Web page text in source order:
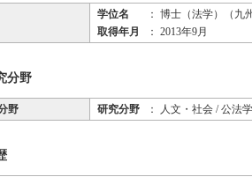
学位名
： 博士（法学）（九
取得年月
： 2013年9月
分野
野 研究分野 ： 人文・社会 / 公法学